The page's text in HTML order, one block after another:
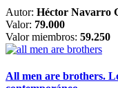
Autor: Héctor Navarro
Valor: 79.000
Valor miembros: 59.250
All men are brothers.